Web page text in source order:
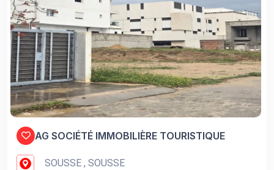
AG SOCIÉTÉ IMMOBILIÈRE TOURISTIQUE
SOUSSE , SOUSSE